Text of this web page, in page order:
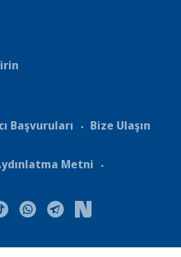
Başvuruları
Bize Ulaşın
Metni